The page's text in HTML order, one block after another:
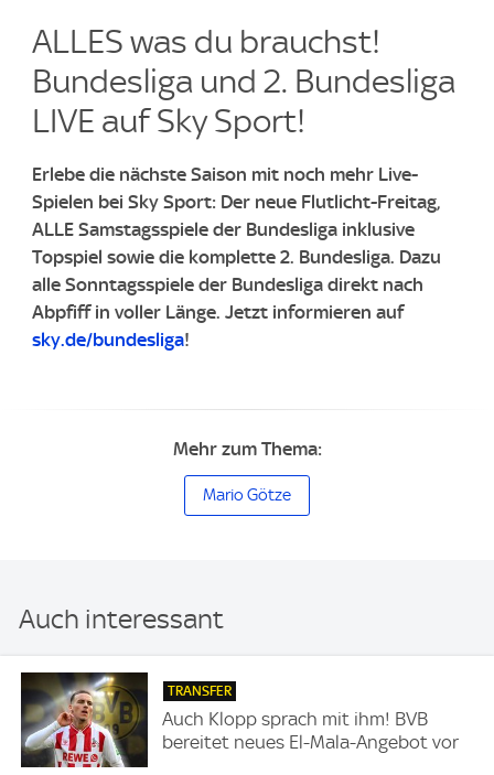
ALLES was du brauchst!
Bundesliga und 2. Bundesliga
LIVE auf Sky Sport!​
Erlebe die nächste Saison mit noch mehr Live-
Spielen bei Sky Sport: Der neue Flutlicht-Freitag,
ALLE Samstagsspiele der Bundesliga inklusive
Topspiel sowie die komplette 2. Bundesliga. ​Dazu
alle Sonntagsspiele der Bundesliga direkt nach
Abpfiff in voller Länge. ​Jetzt informieren auf
sky.de/bundesliga!
Mehr zum Thema:
Mario Götze
Auch interessant
TRANSFER
Auch Klopp sprach mit ihm! BVB
bereitet neues El-Mala-Angebot vor